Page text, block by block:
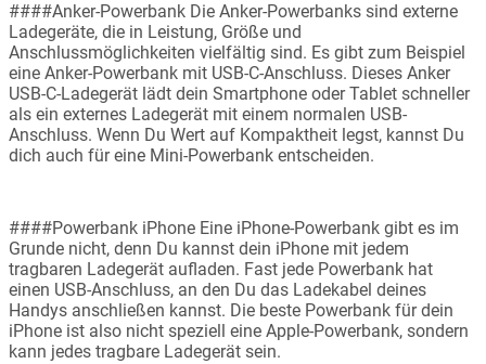
####Anker-Powerbank Die Anker-Powerbanks sind externe
Ladegeräte, die in Leistung, Größe und
Anschlussmöglichkeiten vielfältig sind. Es gibt zum Beispiel
eine Anker-Powerbank mit USB-C-Anschluss. Dieses Anker
USB-C-Ladegerät lädt dein Smartphone oder Tablet schneller
als ein externes Ladegerät mit einem normalen USB-
Anschluss. Wenn Du Wert auf Kompaktheit legst, kannst Du
dich auch für eine Mini-Powerbank entscheiden.
####Powerbank iPhone Eine iPhone-Powerbank gibt es im
Grunde nicht, denn Du kannst dein iPhone mit jedem
tragbaren Ladegerät aufladen. Fast jede Powerbank hat
einen USB-Anschluss, an den Du das Ladekabel deines
Handys anschließen kannst. Die beste Powerbank für dein
iPhone ist also nicht speziell eine Apple-Powerbank, sondern
kann jedes tragbare Ladegerät sein.